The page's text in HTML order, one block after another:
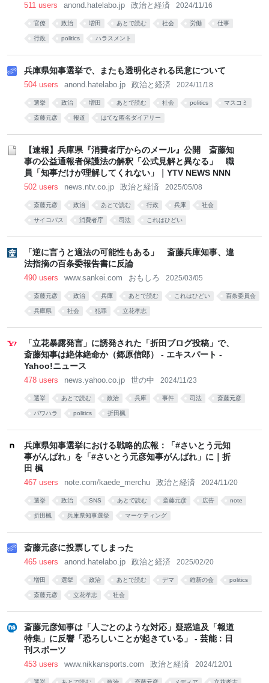
511 users anond.hatelabo.jp 政治と経済 2024/11/16
官僚 政治 増田 あとで読む 社会 労働 仕事
行政 politics ハラスメント
兵庫県知事選挙で、またも透明化される民意について
504 users anond.hatelabo.jp 政治と経済 2024/11/18
選挙 政治 増田 あとで読む 社会 politics マスコミ
斎藤元彦 報道 はてな匿名ダイアリー
【速報】兵庫県『消費者庁からのメール』公開 斎藤知
事の公益通報者保護法の解釈「公式見解と異なる」 職
員「知事だけが理解してくれない」｜YTV NEWS NNN
502 users news.ntv.co.jp 政治と経済 2025/05/08
斎藤元彦 政治 あとで読む 行政 兵庫 社会
サイコパス 消費者庁 司法 これはひどい
「逆に言うと適法の可能性もある」 斎藤兵庫知事、違
法指摘の百条委報告書に反論
490 users www.sankei.com おもしろ 2025/03/05
斎藤元彦 政治 兵庫 あとで読む これはひどい 百条委員会
兵庫県 社会 犯罪 立花孝志
「立花暴露発言」に誘発された「折田ブログ投稿」で、
斎藤知事は絶体絶命か（郷原信郎） - エキスパート -
Yahoo!ニュース
478 users news.yahoo.co.jp 世の中 2024/11/23
選挙 あとで読む 政治 兵庫 事件 司法 斎藤元彦
パワハラ politics 折田楓
兵庫県知事選挙における戦略的広報：「#さいとう元知
事がんばれ」を「#さいとう元彦知事がんばれ」に｜折
田 楓
467 users note.com/kaede_merchu 政治と経済 2024/11/20
選挙 政治 SNS あとで読む 斎藤元彦 広告 note
折田楓 兵庫県知事選挙 マーケティング
斎藤元彦に投票してしまった
465 users anond.hatelabo.jp 政治と経済 2025/02/20
増田 選挙 政治 あとで読む デマ 維新の会 politics
斎藤元彦 立花孝志 社会
斎藤元彦知事は「人ごとのような対応」疑惑追及「報道
特集」に反響「恐ろしいことが起きている」 - 芸能 : 日
刊スポーツ
453 users www.nikkansports.com 政治と経済 2024/12/01